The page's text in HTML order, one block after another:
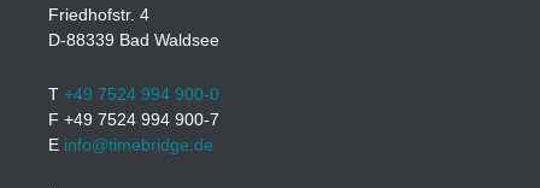
Friedhofstr. 4
D-88339 Bad Waldsee
T +49 7524 994 900-0
F +49 7524 994 900-7
E info@timebridge.de